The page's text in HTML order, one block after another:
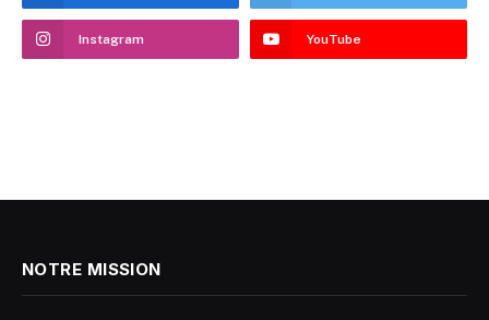
Instagram YouTube
NOTRE MISSION